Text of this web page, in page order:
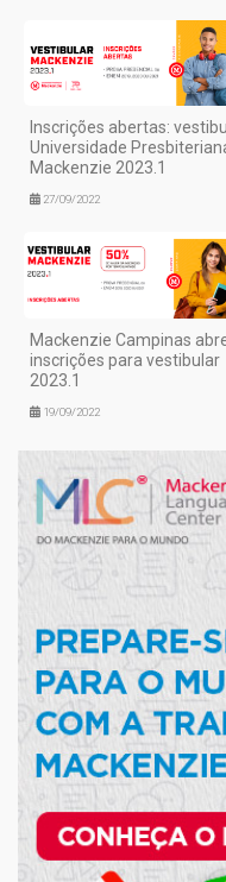
Inscrições abertas:
Universidade
Mackenzie 2023.1
27/09/2022
Mackenzie Campinas
inscrições para vestibular
2023.1
19/09/2022